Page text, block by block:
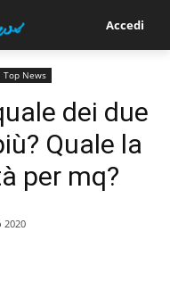
Accedi
Top News
dei due
Quale la
per mq?
2020